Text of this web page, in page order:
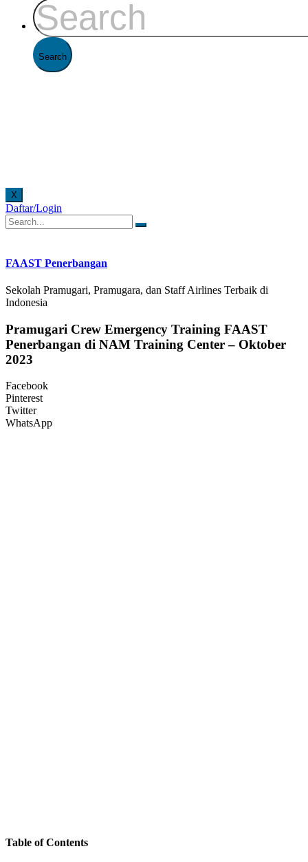
X
Daftar/Login
FAAST Penerbangan
Sekolah Pramugari, Pramugara, dan Staff Airlines Terbaik di
Indonesia
Pramugari Crew Emergency Training FAAST
Penerbangan di NAM Training Center – Oktober
2023
Facebook
Pinterest
Twitter
WhatsApp
Table of Contents